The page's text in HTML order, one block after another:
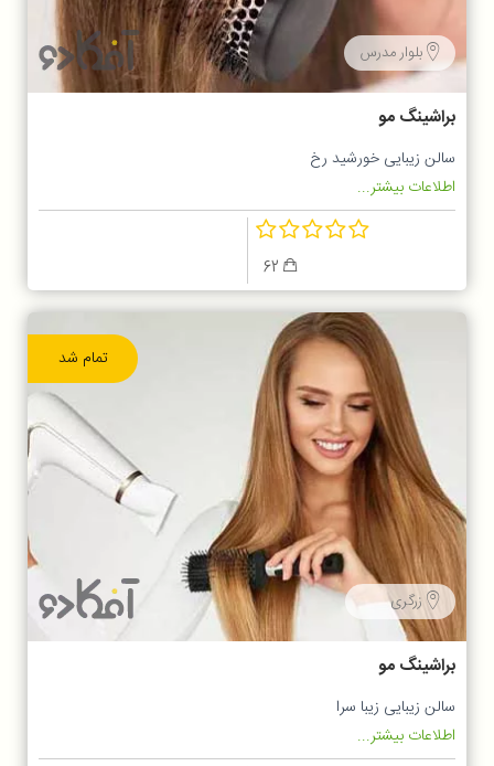
بلوار مدرس
براشینگ مو
سالن زیبایی خورشید رخ
اطلاعات بیشتر...
تمام شد
زرگری
براشینگ مو
سالن زیبایی زیبا سرا
اطلاعات بیشتر...